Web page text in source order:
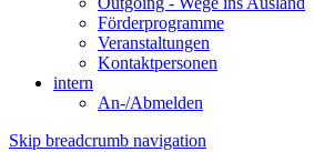
Förderprogramme
Veranstaltungen
Kontaktpersonen
intern
An-/Abmelden
Skip breadcrumb navigation